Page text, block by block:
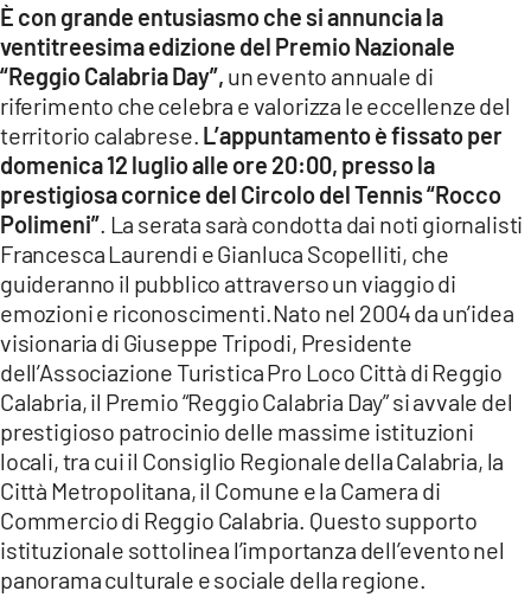
Network
LACPLAY.IT
LACTV.IT
LACONAIR.IT
LACITYMAG.IT
ILREGGINO.IT
COSENZACHANNEL.IT
ILVIBONESE.IT
CATANZAROCHANNEL.IT
LACAPITALENEWS.IT
App
È con grande entusiasmo che si annuncia la
ventitreesima edizione del Premio Nazionale
“Reggio Calabria Day”, un evento annuale di
riferimento che celebra e valorizza le eccellenze del
territorio calabrese. L’appuntamento è fissato per
domenica 12 luglio alle ore 20:00, presso la
prestigiosa cornice del Circolo del Tennis “Rocco
Polimeni” . La serata sarà condotta dai noti giornalisti
Francesca Laurendi e Gianluca Scopelliti, che
guideranno il pubblico attraverso un viaggio di
emozioni e riconoscimenti.Nato nel 2004 da un’idea
visionaria di Giuseppe Tripodi, Presidente
dell’Associazione Turistica Pro Loco Città di Reggio
Calabria, il Premio “Reggio Calabria Day” si avvale del
prestigioso patrocinio delle massime istituzioni
locali, tra cui il Consiglio Regionale della Calabria, la
Città Metropolitana, il Comune e la Camera di
Commercio di Reggio Calabria. Questo supporto
istituzionale sottolinea l’importanza dell’evento nel
panorama culturale e sociale della regione.